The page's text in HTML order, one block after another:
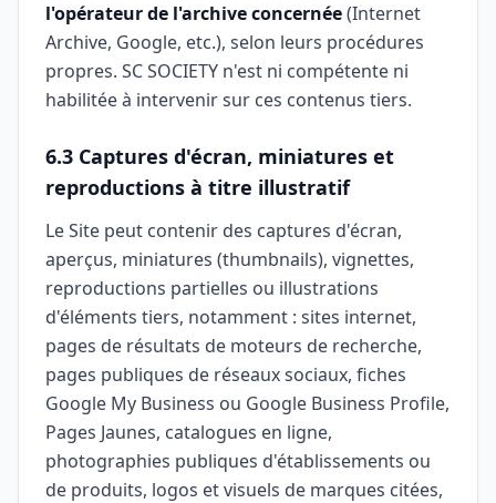
l'opérateur de l'archive concernée(Internet
Archive, Google, etc.), selon leurs procédures
propres. SC SOCIETY n'est ni compétente ni
habilitée à intervenir sur ces contenus tiers.
6.3 Captures d'écran, miniatures et
reproductions à titre illustratif
Le Site peut contenir des captures d'écran,
aperçus, miniatures (thumbnails), vignettes,
reproductions partielles ou illustrations
d'éléments tiers, notamment : sites internet,
pages de résultats de moteurs de recherche,
pages publiques de réseaux sociaux, fiches
Google My Business ou Google Business Profile,
Pages Jaunes, catalogues en ligne,
photographies publiques d'établissements ou
de produits, logos et visuels de marques citées,